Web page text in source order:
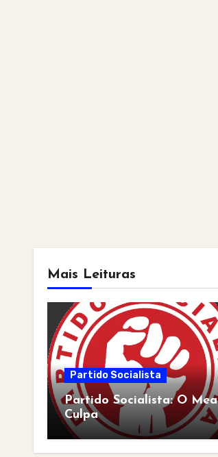
Mais Leituras
Partido Socialista
Partido Socialista: O Mea
Culpa